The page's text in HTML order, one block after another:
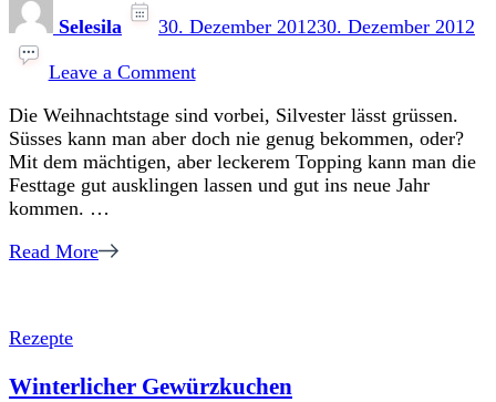
Selesila 30. Dezember 201230. Dezember 2012
Leave a CommentVanillecupcakes
Apfelfüllung
und
Zimtcreme
Die Weihnachtstage sind vorbei, Silvester lässt grüssen.
Süsses kann man aber doch nie genug bekommen, oder?
Mit dem mächtigen, aber leckerem Topping kann man die
Festtage gut ausklingen lassen und gut ins neue Jahr
kommen. …
Read More
Rezepte
Winterlicher Gewürzkuchen